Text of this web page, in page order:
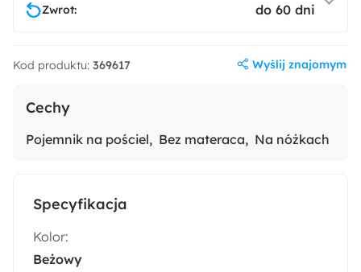
Cechy
Pojemnik na pościel Bez materaca Na nóżkach
Specyfikacja
Kolor:
Beżowy
Zwrot: do 60 dni
Kod produktu: 369617 Wyślij znajomym